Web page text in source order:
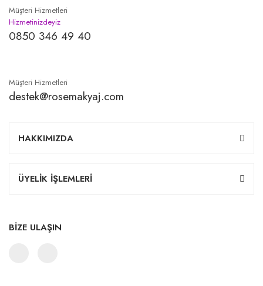
Müşteri Hizmetleri
Hizmetinizdeyiz
0850 346 49 40
Müşteri Hizmetleri
destek@rosemakyaj.com
HAKKIMIZDA
ÜYELİK İŞLEMLERİ
BİZE ULAŞIN